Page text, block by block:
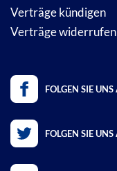
Verträge kündigen
Verträge widerrufen
FOLGEN SIE
FOLGEN SIE